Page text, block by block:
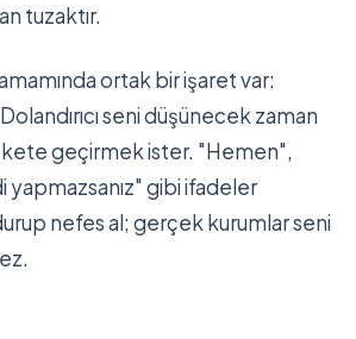
tuzaktır.
ortak bir işaret var:
seni düşünecek zaman
geçirmek ister. "Hemen",
yapmazsanız" gibi ifadeler
nefes al; gerçek kurumlar seni